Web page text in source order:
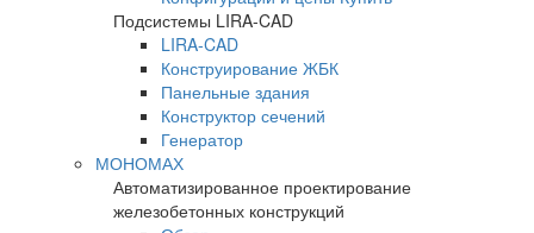
Подсистемы LIRA-CAD
LIRA-CAD
Конструирование ЖБК
Панельные здания
Конструктор сечений
Генератор
МОНОМАХ
Автоматизированное проектирование
железобетонных конструкций